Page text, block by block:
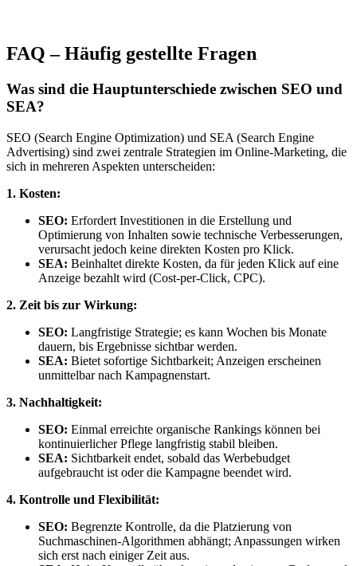
FAQ – Häufig gestellte Fragen
Was sind die Hauptunterschiede zwischen SEO und
SEA?
SEO (Search Engine Optimization) und SEA (Search Engine
Advertising) sind zwei zentrale Strategien im Online-Marketing, die
sich in mehreren Aspekten unterscheiden:
1. Kosten:
SEO: Erfordert Investitionen in die Erstellung und
Optimierung von Inhalten sowie technische Verbesserungen,
verursacht jedoch keine direkten Kosten pro Klick.
SEA: Beinhaltet direkte Kosten, da für jeden Klick auf eine
Anzeige bezahlt wird (Cost-per-Click, CPC).
2. Zeit bis zur Wirkung:
SEO: Langfristige Strategie; es kann Wochen bis Monate
dauern, bis Ergebnisse sichtbar werden.
SEA: Bietet sofortige Sichtbarkeit; Anzeigen erscheinen
unmittelbar nach Kampagnenstart.
3. Nachhaltigkeit:
SEO: Einmal erreichte organische Rankings können bei
kontinuierlicher Pflege langfristig stabil bleiben.
SEA: Sichtbarkeit endet, sobald das Werbebudget
aufgebraucht ist oder die Kampagne beendet wird.
4. Kontrolle und Flexibilität:
SEO: Begrenzte Kontrolle, da die Platzierung von
Suchmaschinen-Algorithmen abhängt; Anpassungen wirken
sich erst nach einiger Zeit aus.